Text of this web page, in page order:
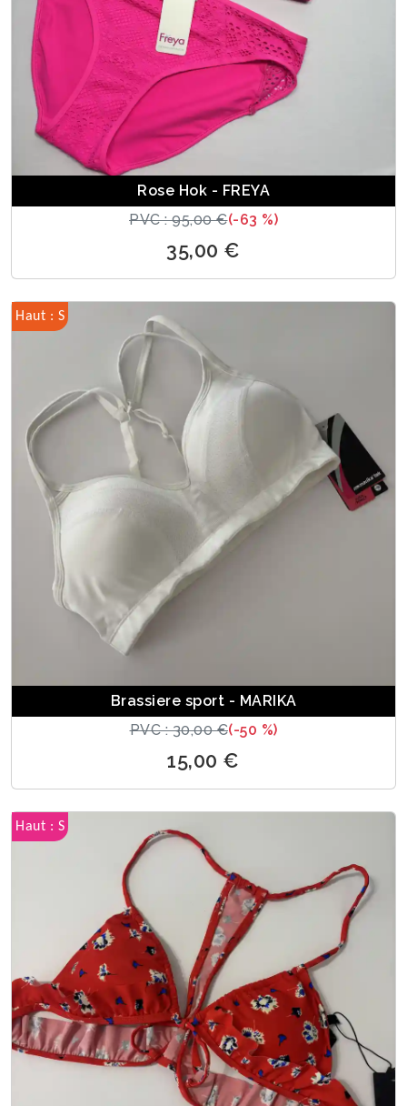
Rose Hok - FREYA
PVC : 95,00 €(-63 %)
35,00 €
Haut : S
Brassiere sport - MARIKA
PVC : 30,00 €(-50 %)
15,00 €
Haut : S